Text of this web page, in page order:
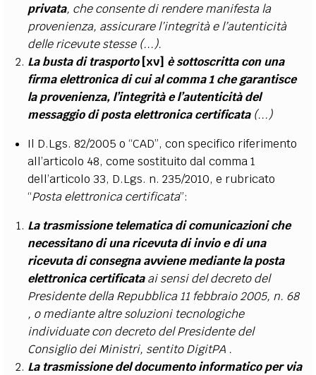
privata, che consente di rendere manifesta la
provenienza, assicurare l’integrità e l’autenticità
delle ricevute stesse (...).
La busta di trasporto[xv] è sottoscritta con una
firma elettronica di cui al comma 1 che garantisce
la provenienza, l’integrità e l’autenticità del
messaggio di posta elettronica certificata(...)
Il D.Lgs. 82/2005 o “CAD”, con specifico riferimento
all’articolo 48, come sostituito dal comma 1
dell’articolo 33, D.Lgs. n. 235/2010, e rubricato
“Posta elettronica certificata”:
La trasmissione telematica di comunicazioni che
necessitano di una ricevuta di invio e di una
ricevuta di consegna avviene mediante la posta
elettronica certificataai sensi del decreto del
Presidente della Repubblica 11 febbraio 2005, n. 68
, o mediante altre soluzioni tecnologiche
individuate con decreto del Presidente del
Consiglio dei Ministri, sentito DigitPA .
La trasmissione del documento informatico per via